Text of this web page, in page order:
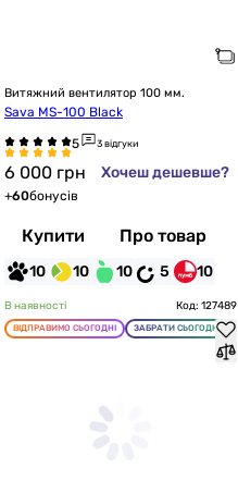
Витяжний вентилятор 100 мм.
Sava MS-100 Black
3 відгуки
6 000 грн Хочеш дешевше?
+60бонусів
Купити Про товар
10 10 10 5 10
В наявності Код: 127489
ВІДПРАВИМО СЬОГОДНІ ЗАБРАТИ СЬОГОДНІ